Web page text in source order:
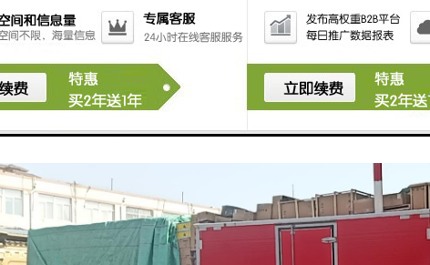
拥有再多的经验，也无法估计所有买家的情况，所以把选择权交给买家更
买家可能适合多种运送方式，您可以写出您常用的方式及折扣，为买家省